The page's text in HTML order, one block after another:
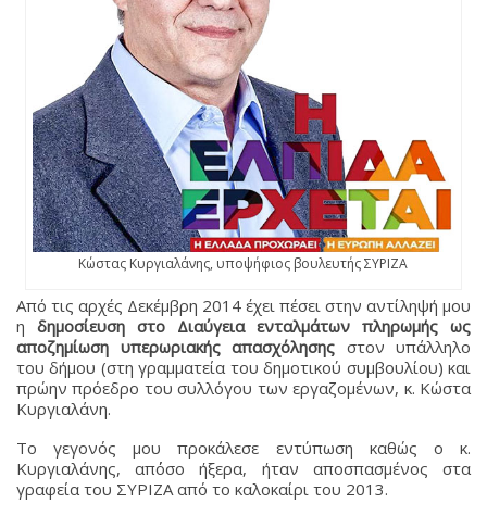
Κώστας Κυργιαλάνης, υποψήφιος βουλευτής ΣΥΡΙΖΑ
Από τις αρχές Δεκέμβρη 2014 έχει πέσει στην αντίληψή μου
η δημοσίευση στο Διαύγεια ενταλμάτων πληρωμής ως
αποζημίωση υπερωριακής απασχόλησης στον υπάλληλο
του δήμου (στη γραμματεία του δημοτικού συμβουλίου) και
πρώην πρόεδρο του συλλόγου των εργαζομένων, κ. Κώστα
Κυργιαλάνη.
Το γεγονός μου προκάλεσε εντύπωση καθώς ο κ.
Κυργιαλάνης, απ΄όσο ήξερα, ήταν αποσπασμένος στα
γραφεία του ΣΥΡΙΖΑ από το καλοκαίρι του 2013.